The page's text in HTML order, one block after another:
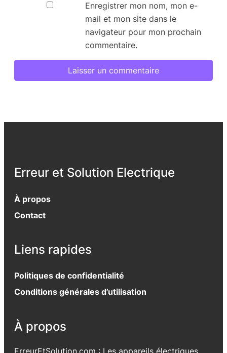
Enregistrer mon nom, mon e-
mail et mon site dans le
navigateur pour mon prochain
commentaire.
Erreur et Solution Electrique
À propos
Contact
Liens rapides
Politiques de confidentialité
Conditions générales d’utilisation
À propos
ErreurEtSolution.com : Les appareils électriques.